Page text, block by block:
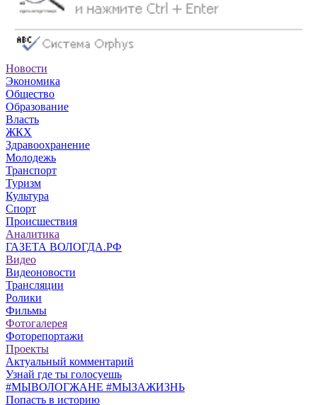
Новости
Экономика
Общество
Образование
Власть
ЖКХ
Здравоохранение
Молодежь
Транспорт
Туризм
Культура
Спорт
Происшествия
Аналитика
ГАЗЕТА ВОЛОГДА.РФ
Видео
Видеоновости
Трансляции
Ролики
Фильмы
Фотогалерея
Фоторепортажи
Проекты
Актуальный комментарий
Узнай где ты голосуешь
#МЫВОЛОГЖАНЕ #МЫЗАЖИЗНЬ
Попасть в историю